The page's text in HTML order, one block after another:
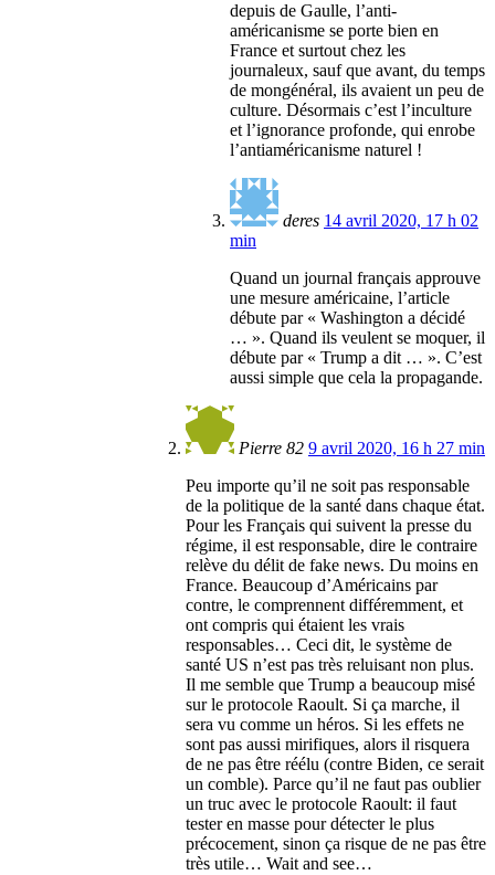
depuis de Gaulle, l’anti-
américanisme se porte bien en
France et surtout chez les
journaleux, sauf que avant, du temps
de mongénéral, ils avaient un peu de
culture. Désormais c’est l’inculture
et l’ignorance profonde, qui enrobe
l’antiaméricanisme naturel !
deres 14 avril 2020, 17 h 02
min
Quand un journal français approuve
une mesure américaine, l’article
débute par « Washington a décidé
… ». Quand ils veulent se moquer, il
débute par « Trump a dit … ». C’est
aussi simple que cela la propagande.
Pierre 82 9 avril 2020, 16 h 27 min
Peu importe qu’il ne soit pas responsable
de la politique de la santé dans chaque état.
Pour les Français qui suivent la presse du
régime, il est responsable, dire le contraire
relève du délit de fake news. Du moins en
France. Beaucoup d’Américains par
contre, le comprennent différemment, et
ont compris qui étaient les vrais
responsables… Ceci dit, le système de
santé US n’est pas très reluisant non plus.
Il me semble que Trump a beaucoup misé
sur le protocole Raoult. Si ça marche, il
sera vu comme un héros. Si les effets ne
sont pas aussi mirifiques, alors il risquera
de ne pas être réélu (contre Biden, ce serait
un comble). Parce qu’il ne faut pas oublier
un truc avec le protocole Raoult: il faut
tester en masse pour détecter le plus
précocement, sinon ça risque de ne pas être
très utile… Wait and see…